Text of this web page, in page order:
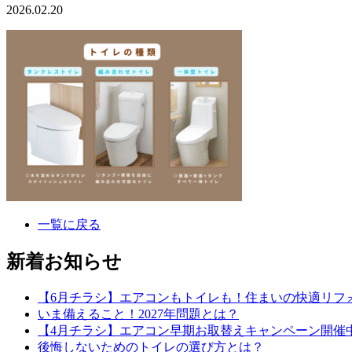
2026.02.20
一覧に戻る
新着お知らせ
【6月チラシ】エアコンもトイレも！住まいの快適リフ
いま備えること！2027年問題とは？
【4月チラシ】エアコン早期お取替えキャンペーン開催
後悔しないためのトイレの選び方とは？